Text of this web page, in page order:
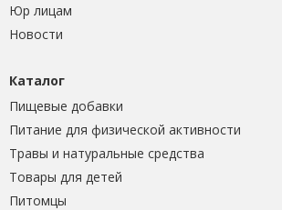
Юр лицам
Новости
Каталог
Пищевые добавки
Питание для физической активности
Травы и натуральные средства
Товары для детей
Питомцы